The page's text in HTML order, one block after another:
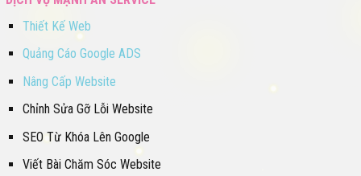
Thiết Kế Web
Quảng Cáo Google ADS
Nâng Cấp Website
Chỉnh Sửa Gỡ Lỗi Website
SEO Từ Khóa Lên Google
Viết Bài Chăm Sóc Website